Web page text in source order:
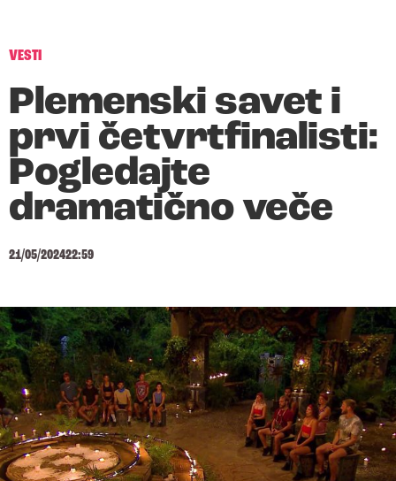
VESTI
Plemenski savet i
prvi četvrtfinalisti:
Pogledajte
dramatično veče
21/05/202422:59